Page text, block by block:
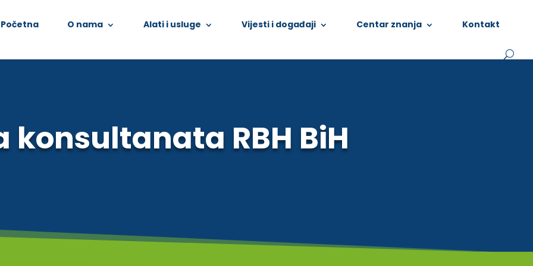
Početna O nama Alati i usluge Vijesti i događaji Centar znanja Kontakt
konsultanata RBH BiH